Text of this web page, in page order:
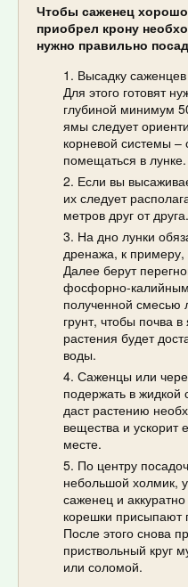
Чтобы саженец
приобрел крону
нужно правильно
Высадку
Для этого готовят
глубиной минимум
ямы следует
корневой системы
помещаться в лунке.
Если вы
их следует
метров друг от друга.
На дно лунки
дренажа, к
Далее берут
фосфорно-
полученной смесью
грунт, чтобы почва
растения будет
воды.
Саженцы или
подержать в жидкой
даст растению
вещества и ускорит
месте.
По центру
небольшой холмик,
саженец и
корешки присыпают
После этого снова
приствольный круг
или соломой.